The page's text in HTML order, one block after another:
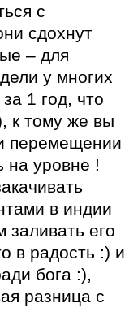
с
сдохнут
– для
у многих
1 год, что
к тому же вы
перемещении
на уровне !
в индии
заливать его
в радость :) и
бога :),
разница с